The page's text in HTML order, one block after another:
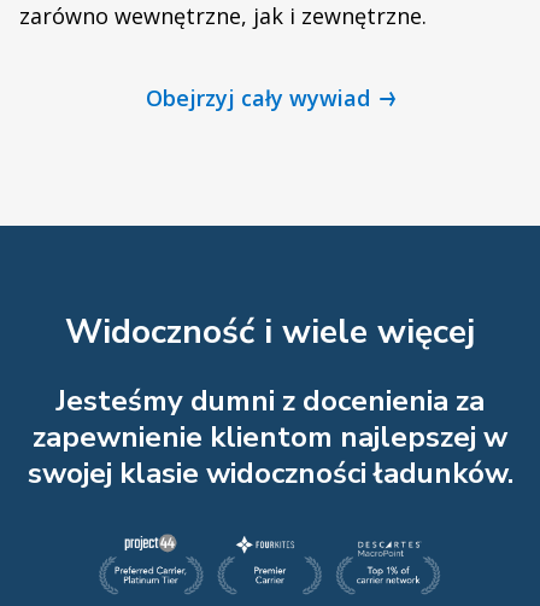
zarówno wewnętrzne, jak i zewnętrzne.
Obejrzyj cały wywiad
Widoczność i wiele więcej
Jesteśmy dumni z docenienia za
zapewnienie klientom najlepszej w
swojej klasie widoczności ładunków.